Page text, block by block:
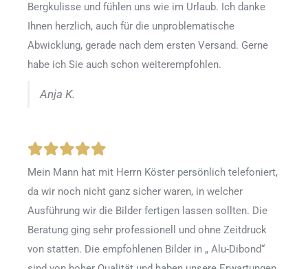
Bergkulisse und fühlen uns wie im Urlaub. Ich danke
Ihnen herzlich, auch für die unproblematische
Abwicklung, gerade nach dem ersten Versand. Gerne
habe ich Sie auch schon weiterempfohlen.
Anja K.
Mein Mann hat mit Herrn Köster persönlich telefoniert,
da wir noch nicht ganz sicher waren, in welcher
Ausführung wir die Bilder fertigen lassen sollten. Die
Beratung ging sehr professionell und ohne Zeitdruck
von statten. Die empfohlenen Bilder in „ Alu-Dibond“